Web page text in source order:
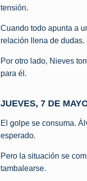
tensión.
Cuando todo apunta a
relación llena de dudas.
Por otro lado, Nieves
para él.
JUEVES, 7 DE
El golpe se consuma.
esperado.
Pero la situación se
tambalearse.